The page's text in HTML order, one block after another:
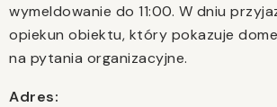
wymeldowanie do 11:00. W dniu
opiekun obiektu, który pokazuje
na pytania organizacyjne.
Adres: